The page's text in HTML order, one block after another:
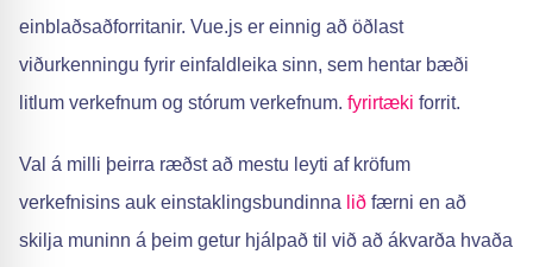
einblaðsaðforritanir. Vue.js er einnig að öðlast
viðurkenningu fyrir einfaldleika sinn, sem hentar bæði
litlum verkefnum og stórum verkefnum. fyrirtæki forrit.
Val á milli þeirra ræðst að mestu leyti af kröfum
verkefnisins auk einstaklingsbundinna lið færni en að
skilja muninn á þeim getur hjálpað til við að ákvarða hvaða